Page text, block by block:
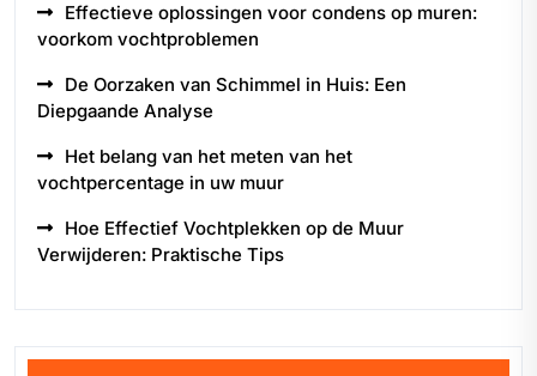
Effectieve oplossingen voor condens op muren:
voorkom vochtproblemen
De Oorzaken van Schimmel in Huis: Een
Diepgaande Analyse
Het belang van het meten van het
vochtpercentage in uw muur
Hoe Effectief Vochtplekken op de Muur
Verwijderen: Praktische Tips